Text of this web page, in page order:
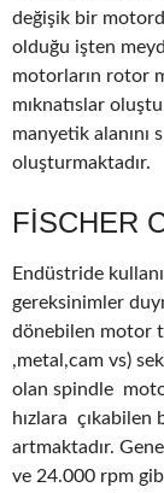
değişik bir
olduğu işten
motorların rotor
mıknatıslar
manyetik
oluşturmaktadır.
FISCHER
Endüstride
gereksinimler
dönebilen motor
,metal,cam vs)
olan spindle
hızlara
artmaktadır.
ve 24.000 rpm